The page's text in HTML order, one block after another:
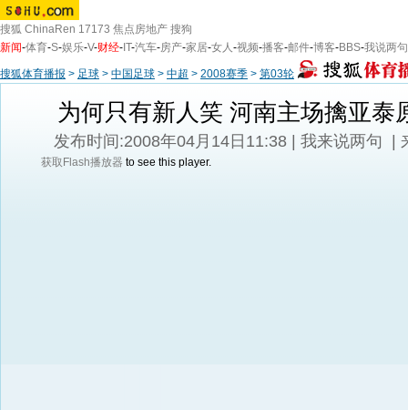
搜狐 ChinaRen 17173 焦点房地产 搜狗
新闻-体育-S-娱乐-V-财经- IT-汽车-房产-家居-女人-视频-播客-邮件-博客-BBS-我说两句
搜狐体育播报 > 足球 > 中国足球 > 中超 > 2008赛季 > 第03轮
为何只有新人笑 河南主场擒亚泰
发布时间:2008年04月14日11:38 | 我来说两句 |
获取Flash播放器 to see this player.